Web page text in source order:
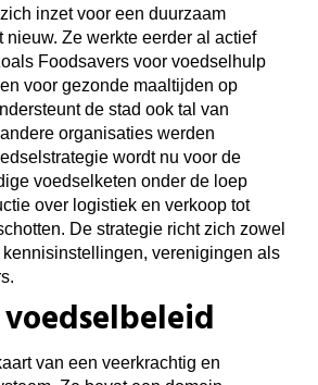
inzet voor een duurzaam
Ze werkte eerder al actief
Foodsavers voor voedselhulp
voor gezonde maaltijden op
de stad ook tal van
organisaties werden
wordt nu voor de
voedselketen onder de loep
over logistiek en verkoop tot
De strategie richt zich zowel
verenigingen als
van een veerkrachtig en